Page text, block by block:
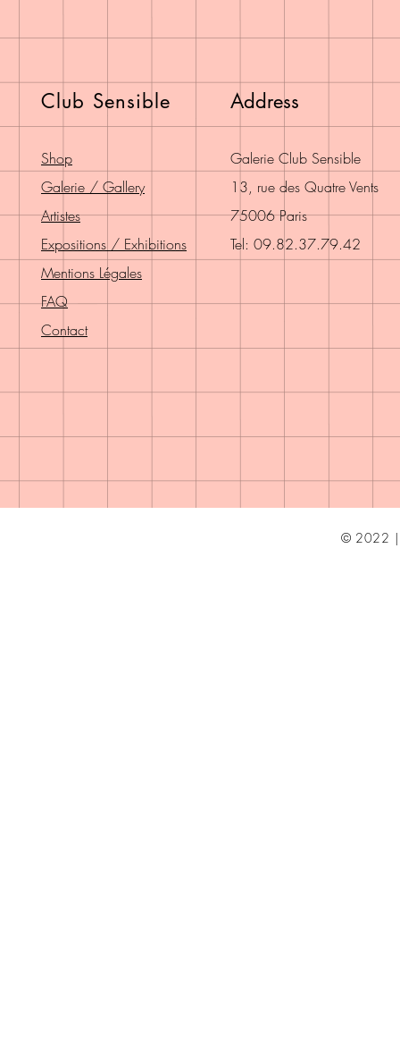
Club Sensible
Shop
Galerie / Gallery
Artistes
Expositions / Exhibitions
Mentions Légales
FAQ
Contact
Address
Galerie Club Sensible
13, rue des Quatre Vents
75006 Paris
Tel: 09.82.37.79.42
© 2022 |